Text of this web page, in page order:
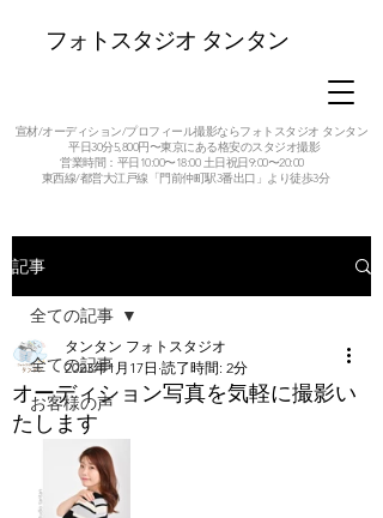
フォトスタジオ タンタン
宣材/オーディション/プロフィール撮影ならフォトスタジオ タンタン
平日30分5,800円〜東京にある格安のスタジオ撮影
営業時間：平日10:00〜18:00 土日祝日9:00〜20:00
東西線/都営大江戸線「門前仲町駅3番出口」より徒歩3分
記事
全ての記事
お客様の声
全ての記事
オーディション写真を気軽に撮影い
たします
タンタン フォトスタジオ
2023年1月17日 読了時間: 2分